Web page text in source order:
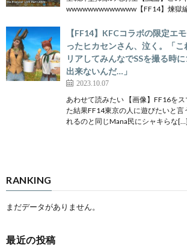
wwwwwwwwwwwww【FF14】煉獄
【FF14】KFCコラボの限定エ
ったヒカセンさん、泣く。「
リアしてみんなでSSを撮る時
出来ないんだ…」
2023.10.07
あわせて読みたい 【画像】FF16を
た結果FF14東京の人に遊びたいと
れるのと同じMana民にシャキらな[…]
RANKING
まだデータがありません。
最近の投稿